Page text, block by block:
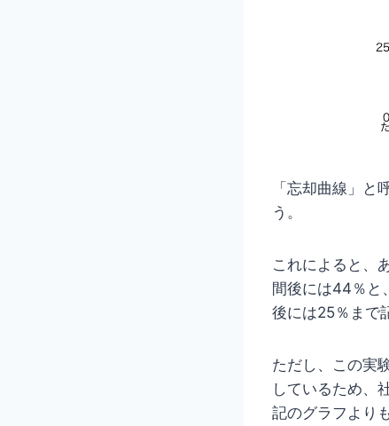
「忘却曲線」
う。
これによると、
間後には44％と
後には25％まで
ただし、この実
しているため、
記のグラフより